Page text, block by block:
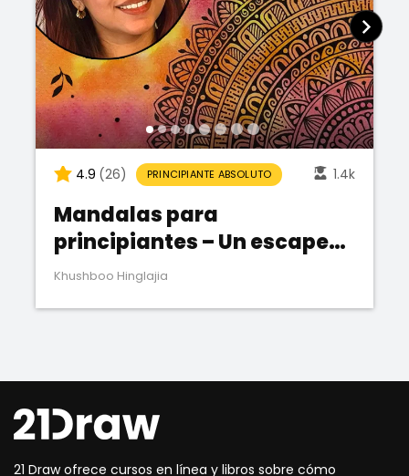
4.9 (26) PRINCIPIANTE ABSOLUTO 1.4k
Mandalas para
principiantes – Un escape
relajante
Khushboo Hinglajia
21 Draw ofrece cursos en línea y libros sobre cómo